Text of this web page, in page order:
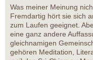
Was meiner Meinung
Fremdartig hört sie sich
zum Laufen geeignet.
eine ganz andere
gleichnamigen
gehören Meditation,